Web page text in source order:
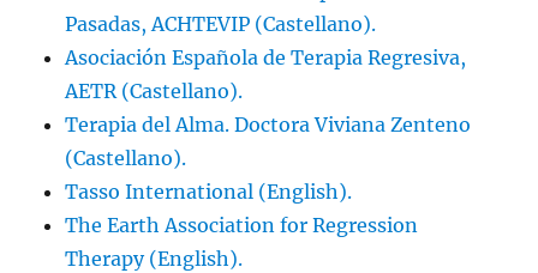
Pasadas, ACHTEVIP (Castellano).
Asociación Española de Terapia Regresiva,
AETR (Castellano).
Terapia del Alma. Doctora Viviana Zenteno
(Castellano).
Tasso International (English).
The Earth Association for Regression
Therapy (English).